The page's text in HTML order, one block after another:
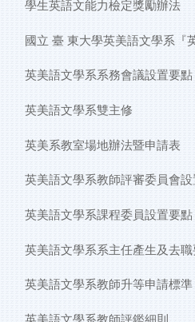
學生英語文能力檢定獎勵辦法
國立 臺 東大學英美語文學系『
英美語文學系系務會議設置要點
英美語文學系雙主修
英美系教室場地辦法暨申請表
英美語文學系教師評審委員會
英美語文學系課程委員設置要點
英美語文學系系主任產生及去職
英美語文學系教師升等申請標準
英美語文學系教師評鑑細則